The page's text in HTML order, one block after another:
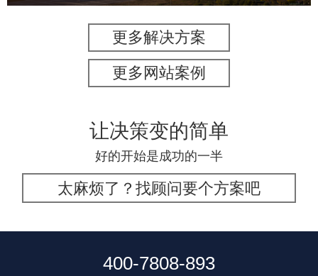
更多解决方案
更多网站案例
让决策变的简单
好的开始是成功的一半
太麻烦了？找顾问要个方案吧
400-7808-893